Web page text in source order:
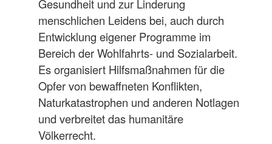
Gesundheit und zur Linderung
menschlichen Leidens bei, auch durch
Entwicklung eigener Programme im
Bereich der Wohlfahrts- und Sozialarbeit.
Es organisiert Hilfsmaßnahmen für die
Opfer von bewaffneten Konflikten,
Naturkatastrophen und anderen Notlagen
und verbreitet das humanitäre
Völkerrecht.